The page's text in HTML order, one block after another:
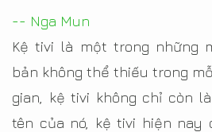
-- Nga Mun
Kệ tivi là một trong những
bản không thể thiếu trong
gian, kệ tivi không chỉ còn
tên của nó, kệ tivi hiện nay